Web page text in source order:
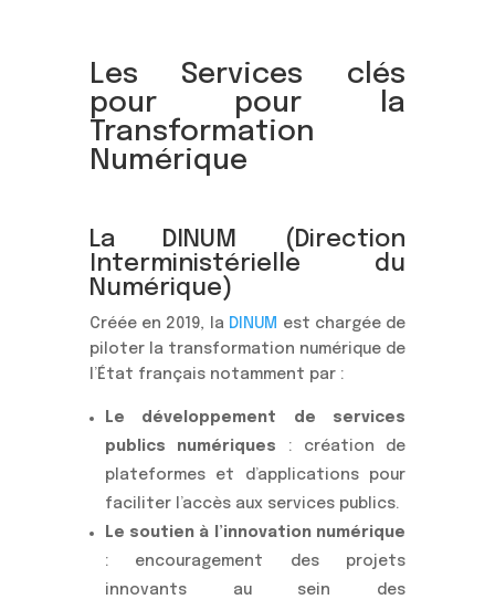
Les Services clés
pour pour la
Transformation
Numérique
La DINUM (Direction
Interministérielle du
Numérique)
Créée en 2019, la DINUM est chargée de
piloter la transformation numérique de
l’État français notamment par :
Le développement de services
publics numériques : création de
plateformes et d’applications pour
faciliter l’accès aux services publics.
Le soutien à l’innovation numérique
: encouragement des projets
innovants au sein des